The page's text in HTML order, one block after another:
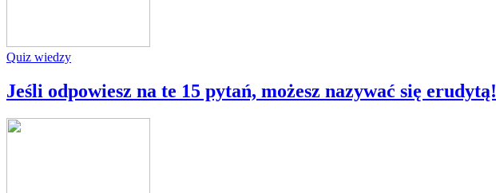
Quiz wiedzy
Jeśli odpowiesz na te 15 pytań, możesz nazywać się erudytą!